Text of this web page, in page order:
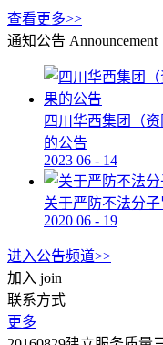
查看更多>>
通知公告 Announcement
四川华西集团（
的公告
2023 06 - 14
关于严防不法分
2020 06 - 19
进入公告频道>>
加入 join
联系方式
更多